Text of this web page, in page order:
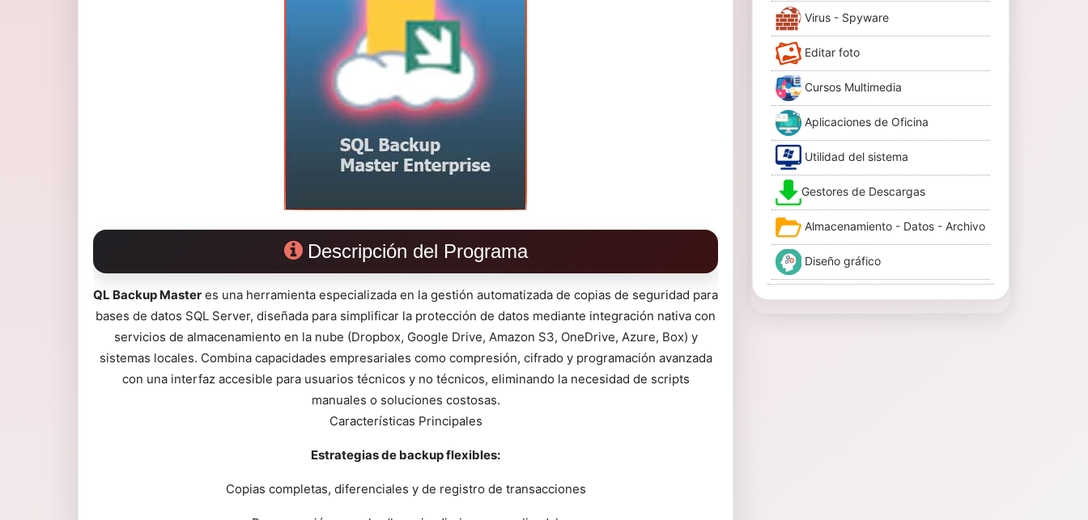
Descripción del Programa
QL Backup Master es una herramienta especializada en la gestión automatizada de copias de seguridad para
bases de datos SQL Server, diseñada para simplificar la protección de datos mediante integración nativa con
servicios de almacenamiento en la nube (Dropbox, Google Drive, Amazon S3, OneDrive, Azure, Box) y
sistemas locales. Combina capacidades empresariales como compresión, cifrado y programación avanzada
con una interfaz accesible para usuarios técnicos y no técnicos, eliminando la necesidad de scripts
manuales o soluciones costosas.
Características Principales
Estrategias de backup flexibles:
Copias completas, diferenciales y de registro de transacciones
Virus - Spyware
Editar foto
Cursos Multimedia
Aplicaciones de Oficina
Utilidad del sistema
Gestores de Descargas
Almacenamiento - Datos - Archivo
Diseño gráfico